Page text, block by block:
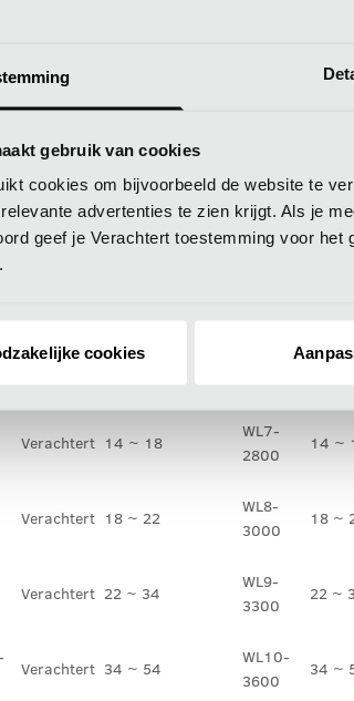
gebruik van cookies
cookies om bijvoorbeeld de website te
advertenties te zien krijgt. Als je
geef je Verachtert toestemming voor
cookies
MERK
GEWICHT (TON)
Verachtert 8,0 ~ 10
WL4-
2500
8,0 ~
Verachtert 12 ~
Verachtert 14 ~ 18
WL7-
2800
14 ~
Verachtert 18 ~ 22
WL8-
3000
18 ~
Verachtert 22 ~ 34
WL9-
3300
22 ~
Verachtert 34 ~ 54
WL10-
3600
34 ~